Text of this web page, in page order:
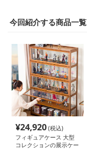
今回紹介する商品一覧
¥24,920(税込)
フィギュアケース 大型
コレクションの展示ケー